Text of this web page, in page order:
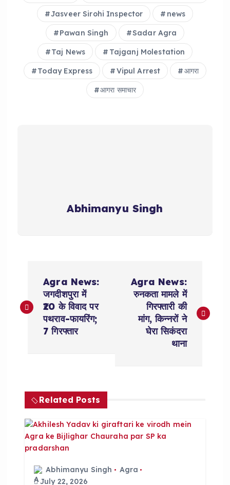
Jasveer Sirohi Inspector news
Pawan Singh Sadar Agra
Taj News Tajganj Molestation
Today Express Vipul Arrest आगरा
आगरा समाचार
Abhimanyu Singh
o
a
v
Agra News:
जगदीशपुरा में
₹20 के विवाद पर
पथराव-फायरिंग;
7 गिरफ्तार
Agra News:
रुनकता मामले में
गिरफ्तारी की
मांग, किन्नरों ने
घेरा सिकंदरा
थाना
Related Posts
Abhimanyu Singh
Agra
July 22, 2026